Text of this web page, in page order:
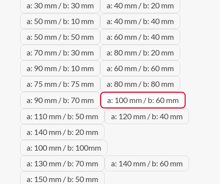
a: 30 mm / b: 30 mm
a: 40 mm / b: 20 mm
a: 50 mm / b: 10 mm
a: 40 mm / b: 40 mm
a: 50 mm / b: 50 mm
a: 60 mm / b: 40 mm
a: 70 mm / b: 30 mm
a: 80 mm / b: 20 mm
a: 90 mm / b: 10 mm
a: 60 mm / b: 60 mm
a: 75 mm / b: 75 mm
a: 80 mm / b: 80 mm
a: 90 mm / b: 70 mm
a: 100 mm / b: 60 mm
a: 110 mm / b: 50 mm
a: 120 mm / b: 40 mm
a: 140 mm / b: 20 mm
a: 100 mm / b: 100mm
a: 130 mm / b: 70 mm
a: 140 mm / b: 60 mm
a: 150 mm / b: 50 mm